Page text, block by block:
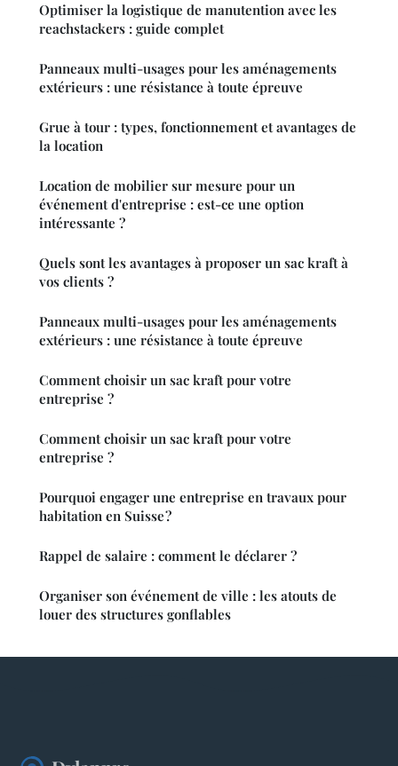
Optimiser la logistique de manutention avec les
reachstackers : guide complet
Panneaux multi-usages pour les aménagements
extérieurs : une résistance à toute épreuve
Grue à tour : types, fonctionnement et avantages de
la location
Location de mobilier sur mesure pour un
événement d'entreprise : est-ce une option
intéressante ?
Quels sont les avantages à proposer un sac kraft à
vos clients ?
Panneaux multi-usages pour les aménagements
extérieurs : une résistance à toute épreuve
Comment choisir un sac kraft pour votre
entreprise ?
Comment choisir un sac kraft pour votre
entreprise ?
Pourquoi engager une entreprise en travaux pour
habitation en Suisse ?
Rappel de salaire : comment le déclarer ?
Organiser son événement de ville : les atouts de
louer des structures gonflables